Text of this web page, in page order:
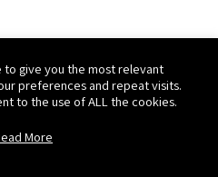
to give you the most relevant
preferences and repeat visits.
to the use of ALL the cookies.
More